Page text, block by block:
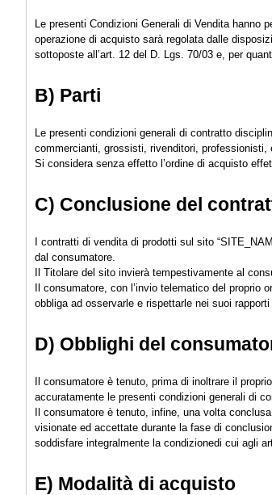
Le presenti Condizioni Generali di Vendita hanno
operazione di acquisto sarà regolata dalle
sottoposte all’art. 12 del D. Lgs. 70/03 e, per
B) Parti
Le presenti condizioni generali di contratto
commercianti, grossisti, rivenditori, professionisti,
Si considera senza effetto l’ordine di acquisto
C) Conclusione del
I contratti di vendita di prodotti sul sito
dal consumatore.
Il Titolare del sito invierà tempestivamente al
Il consumatore, con l’invio telematico del
obbliga ad osservarle e rispettarle nei suoi rapporti
D) Obblighi del
Il consumatore è tenuto, prima di inoltrare il
accuratamente le presenti condizioni generali di
Il consumatore è tenuto, infine, una volta
visionate ed accettate durante la fase di
soddisfare integralmente la condizionedi cui agli
E) Modalità di acquisto